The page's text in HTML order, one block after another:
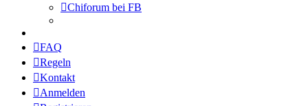
Chiforum bei FB
FAQ
Regeln
Kontakt
Anmelden